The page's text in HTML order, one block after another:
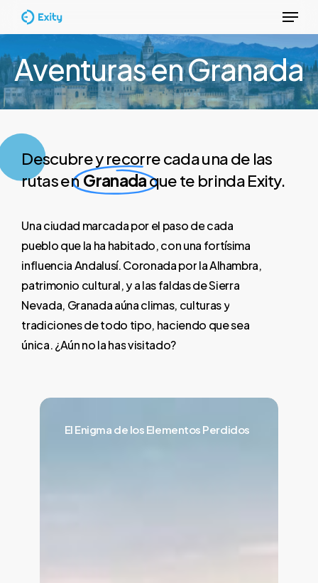
Skip
to
main
content
Menu
Aventuras en Granada
Descubre y recorre cada una de las
rutas enGranadaque te brinda Exity.
Unaciudad marcadaporel pasodecada
puebloquela ha habitado,conuna fortísima
influenciaAndalusí.CoronadaporlaAlhambra,
patrimonio cultural,yalasfaldasdeSierra
Nevada, Granadaaúnaclimas, culturasy
tradicionesdetodo tipo, haciendo quesea
única.¿Aúnnolahasvisitado?
El
EnigmaEl Enigma de los Elementos Perdidos
Close
Menu